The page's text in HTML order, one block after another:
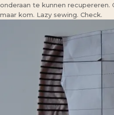
onderaan te kunnen recupereren.
maar kom. Lazy sewing. Check.